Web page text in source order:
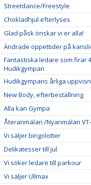
Streetdance/Freestyle
Chokladhjul efterlyses
Glad påsk önskar vi er alla!
Ändrade öppettider på
Fantastiska ledare som firar
Hudikgympan
Hudikgympans årliga
New Body, efterbeställning
Alla kan Gympa
Återanmälan /Nyanmälan
Vi säljer bingolotter
Delikatesser till jul
Vi söker ledare till parkour
Vi säljer Ullmax